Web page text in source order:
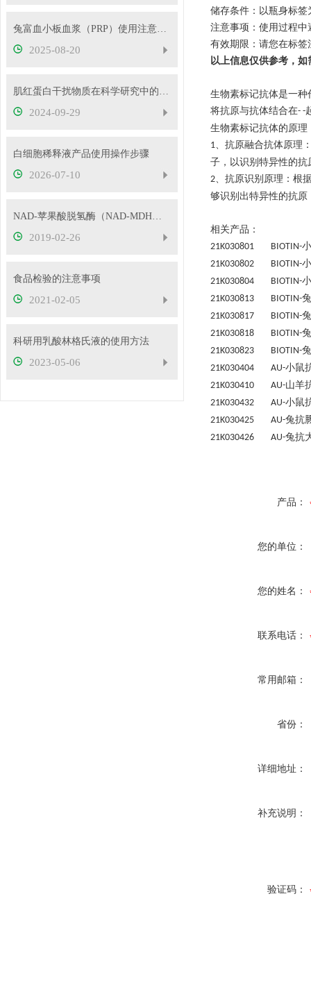
兔富血小板血浆（PRP）使用注意事项
2025-08-20
肌红蛋白干扰物质在科学研究中的应用
2024-09-29
白细胞稀释液产品使用操作步骤
2026-07-10
NAD-苹果酸脱氢酶（NAD-MDH）试剂盒，使用酶标仪即可检测
2019-02-26
食品检验的注意事项
2021-02-05
科研用乳酸林格氏液的使用方法
2023-05-06
储存条件： 以瓶身标签
注意事项：使用过程
有效期限：请您在标
以上信息仅供参考，
生物素标记抗体是一
将抗原与抗体结合在- -
生物素标记抗体的原理
1、抗原融合抗体原理
子，以识别特异性的抗
2、 抗原识别原理 ： 根
够识别出特异性的抗
相关产品：
21K030801 BIOTIN-
21K030802 BIOTIN-
21K030804 BIOTIN-
21K030813 BIOTIN-
21K030817 BIOTIN-
21K030818 BIOTIN-
21K030823 BIOTIN-
21K030404 AU-小鼠
21K030410 AU-山羊
21K030432 AU-小鼠
21K030425 AU-兔抗
21K030426 AU-兔抗
产品：
您的单位：
您的姓名：
联系电话：
常用邮箱：
省份：
详细地址：
补充说明：
验证码：